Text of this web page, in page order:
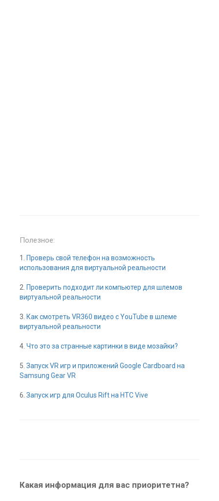
Полезное:
1.
Проверь свой телефон на возможность
использования для виртуальной реальности
2. Проверить подходит ли компьютер для шлемов
виртуальной реальности
3. Как смотреть VR360 видео с YouTube в шлеме
виртуальной реальности
4. Что это за странные картинки в виде мозайки?
5. Запуск VR игр и приложений Google Cardboard на
Samsung Gear VR
6. Запуск игр для Oculus Rift на HTC Vive
Какая информация для вас приоритетна?